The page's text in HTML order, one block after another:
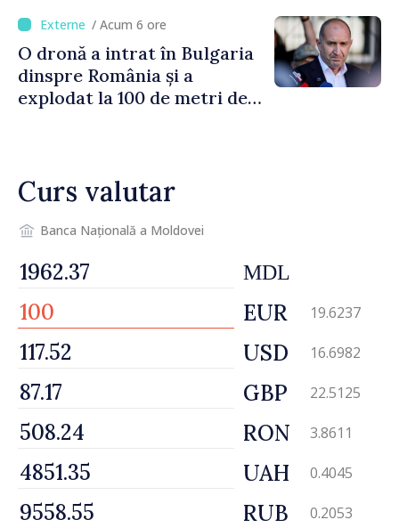
nu au detectat niciun
vehicul aerian”
/ Acum 6 ore
O dronă a intrat în Bulgaria
dinspre România și a
explodat la 100 de metri de
Curs valutar
Banca Națională a Moldovei
MDL
EUR 19.6237
USD 16.6982
GBP 22.5125
RON 3.8611
UAH 0.4045
RUB 0.2053